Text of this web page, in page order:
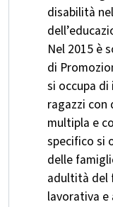
disabilità
Nel 2015 è
di
si occupa
ragazzi con
multipla e
specifico si
delle
adultità del
lavorativa e